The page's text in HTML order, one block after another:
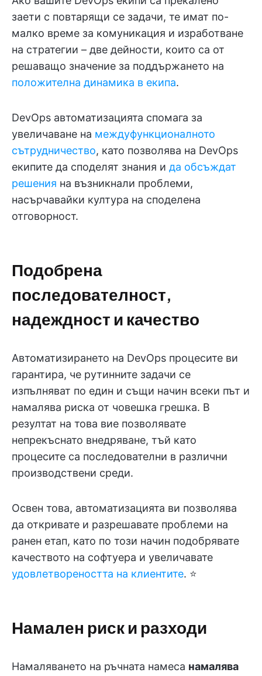
заети с повтарящи се задачи, те имат по-
малко време за комуникация и изработване
на стратегии – две дейности, които са от
решаващо значение за поддържането на
положителна динамика в екипа.
DevOps автоматизацията спомага за
увеличаване на междуфункционалното
сътрудничество, като позволява на DevOps
екипите да споделят знания и да обсъждат
решения на възникнали проблеми,
насърчавайки култура на споделена
отговорност.
Подобрена
последователност,
надеждност и качество
Автоматизирането на DevOps процесите ви
гарантира, че рутинните задачи се
изпълняват по един и същи начин всеки път и
намалява риска от човешка грешка. В
резултат на това вие позволявате
непрекъснато внедряване, тъй като
процесите са последователни в различни
производствени среди.
Освен това, автоматизацията ви позволява
да откривате и разрешавате проблеми на
ранен етап, като по този начин подобрявате
качеството на софтуера и увеличавате
удовлетвореността на клиентите. ⭐
Намален риск и разходи
Намаляването на ръчната намеса намалява